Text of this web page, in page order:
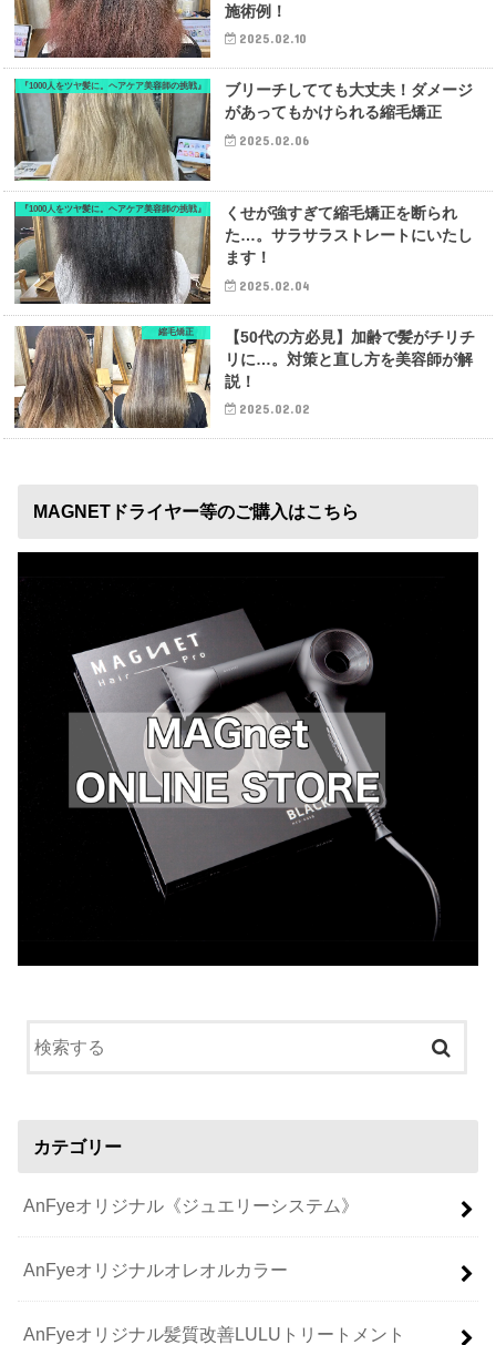
施術例！
2025.02.10
『1000人をツヤ髪に。ヘアケア美容師の挑戦』
ブリーチしてても大丈夫！ダメージ
があってもかけられる縮毛矯正
2025.02.06
『1000人をツヤ髪に。ヘアケア美容師の挑戦』
くせが強すぎて縮毛矯正を断られ
た…。サラサラストレートにいたし
ます！
2025.02.04
縮毛矯正
【50代の方必見】加齢で髪がチリチ
リに…。対策と直し方を美容師が解
説！
2025.02.02
MAGNETドライヤー等のご購入はこちら
カテゴリー
AnFyeオリジナル《ジュエリーシステム》
AnFyeオリジナルオレオルカラー
AnFyeオリジナル髪質改善LULUトリートメント